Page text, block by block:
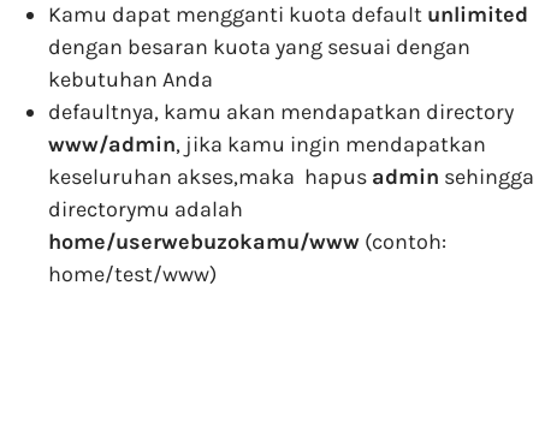
Kamu dapat mengganti kuota default unlimited
dengan besaran kuota yang sesuai dengan
kebutuhan Anda
defaultnya, kamu akan mendapatkan directory
www/admin, jika kamu ingin mendapatkan
keseluruhan akses,maka hapus admin sehingga
directorymu adalah
home/userwebuzokamu/www (contoh:
home/test/www)